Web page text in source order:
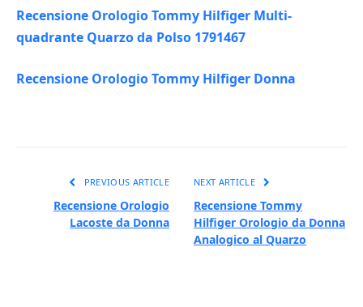
Recensione Orologio Tommy Hilfiger Multi-
quadrante Quarzo da Polso 1791467
Recensione Orologio Tommy Hilfiger Donna
PREVIOUS ARTICLE
Recensione Orologio
Lacoste da Donna
NEXT ARTICLE
Recensione Tommy
Hilfiger Orologio da Donna
Analogico al Quarzo